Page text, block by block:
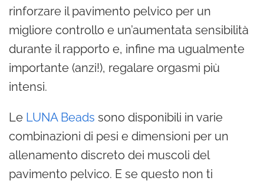
rinforzare il pavimento pelvico per un
migliore controllo e un’aumentata sensibilità
durante il rapporto e, infine ma ugualmente
importante (anzi!), regalare orgasmi più
intensi.
Le LUNA Beads sono disponibili in varie
combinazioni di pesi e dimensioni per un
allenamento discreto dei muscoli del
pavimento pelvico. E se questo non ti